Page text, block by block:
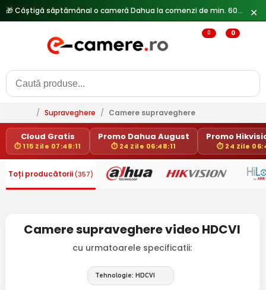
✕
0 0
/ Supraveghere / Camere supraveghere
Cloud Gratis
⏱ 115 Zile 07:48:11
Promo Dahua August
⏱ 24 Zile 06:48:11
Promo
⏱ 24 Zile
Toți producătorii (357)
Camere supraveghere video HDCVI
cu urmatoarele specificatii:
Tehnologie: HDCVI